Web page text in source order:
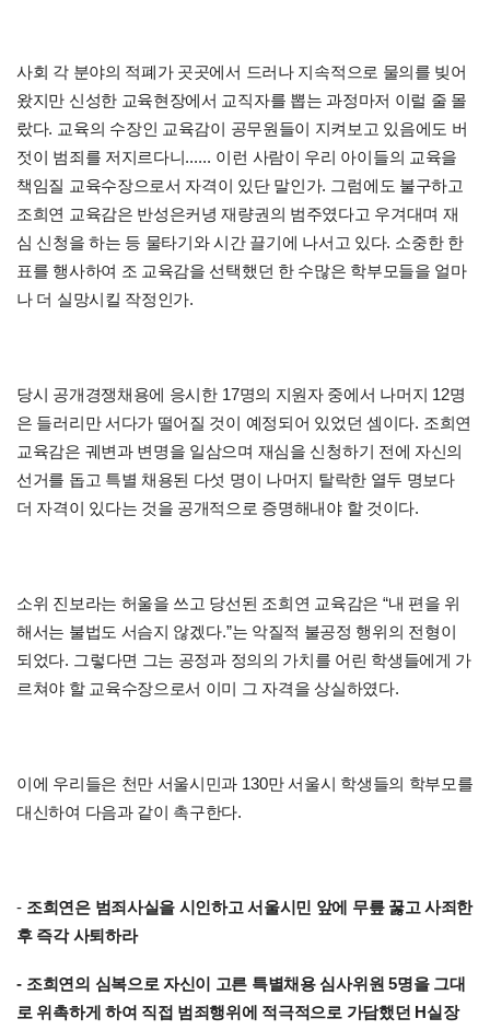
사회 각 분야의 적폐가 곳곳에서 드러나 지속적으로 물의를 빚어
왔지만 신성한 교육현장에서 교직자를 뽑는 과정마저 이럴 줄 몰
랐다. 교육의 수장인 교육감이 공무원들이 지켜보고 있음에도 버
젓이 범죄를 저지르다니 ...... 이런 사람이 우리 아이들의 교육을
책임질 교육수장으로서 자격이 있단 말인가. 그럼에도 불구하고
조희연 교육감은 반성은커녕 재량권의 범주였다고 우겨대며 재
심 신청을 하는 등 물타기와 시간 끌기에 나서고 있다. 소중한 한
표를 행사하여 조 교육감을 선택했던 한 수많은 학부모들을 얼마
나 더 실망시킬 작정인가.
당시 공개경쟁채용에 응시한 17명의 지원자 중에서 나머지 12명
은 들러리만 서다가 떨어질 것이 예정되어 있었던 셈이다. 조희연
교육감은 궤변과 변명을 일삼으며 재심을 신청하기 전에 자신의
선거를 돕고 특별 채용된 다섯 명이 나머지 탈락한 열두 명보다
더 자격이 있다는 것을 공개적으로 증명해내야 할 것이다.
소위 진보라는 허울을 쓰고 당선된 조희연 교육감은 “내 편을 위
해서는 불법도 서슴지 않겠다.”는 악질적 불공정 행위의 전형이
되었다. 그렇다면 그는 공정과 정의의 가치를 어린 학생들에게 가
르쳐야 할 교육수장으로서 이미 그 자격을 상실하였다.
이에 우리들은 천만 서울시민과 130만 서울시 학생들의 학부모를
대신하여 다음과 같이 촉구한다.
- 조희연은 범죄사실을 시인하고 서울시민 앞에 무릎 꿇고 사죄한
후 즉각 사퇴하라
- 조희연의 심복으로 자신이 고른 특별채용 심사위원 5명을 그대
로 위촉하게 하여 직접 범죄행위에 적극적으로 가담했던 H실장